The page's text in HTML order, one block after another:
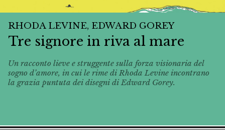
RHODA LEVINE, EDWARD GOREY
Tre signore in riva al mare
Un racconto lieve e struggente sulla forza visionaria del
sogno d’amore, in cui le rime di Rhoda Levine incontrano
la grazia puntuta dei disegni di Edward Gorey.